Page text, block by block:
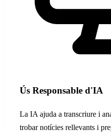
Ús Responsable d'IA
La IA ajuda a transcriure i
trobar notícies rellevants i